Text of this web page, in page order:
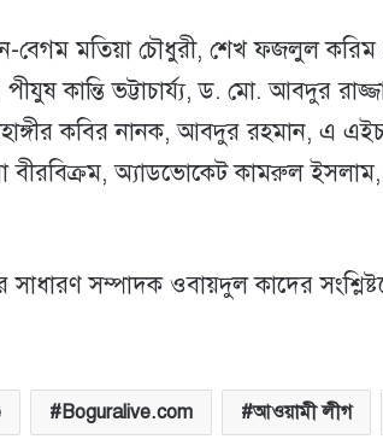
বেগম মতিয়া চৌধুরী, শেখ ফজলুল করিম
কান্তি ভট্টাচার্য্য, ড. মো. আবদুর
কবির নানক, আবদুর রহমান, এ
বীরবিক্রম, অ্যাডভোকেট কামরুল
সম্পাদক ওবায়দুল কাদের
Boguralive.com আওয়ামী লীগ